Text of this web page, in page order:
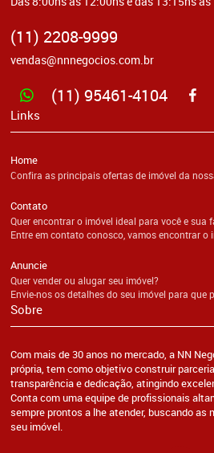
(11) 2208-9999
vendas@nnnegocios.com.br
(11) 95461-4104
Links
Home
Confira as principais ofertas de imóvel da
Contato
Quer encontrar o imóvel ideal para você e sua
Entre em contato conosco, vamos encontrar o
Anuncie
Quer vender ou alugar seu imóvel?
Envie-nos os detalhes do seu imóvel para que
Sobre
Com mais de 30 anos no mercado, a NN
própria, tem como objetivo construir
transparência e dedicação, atingindo
Conta com uma equipe de profissionais
sempre prontos a lhe atender, buscando as
seu imóvel.